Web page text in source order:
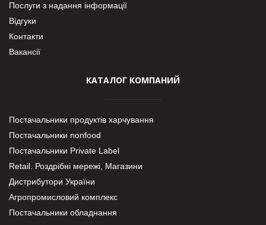
Послуги з надання інформації
Відгуки
Контакти
Вакансії
КАТАЛОГ КОМПАНИЙ
Постачальники продуктів харчування
Постачальники nonfood
Постачальники Private Label
Retail. Роздрібні мережі, Магазини
Дистрибутори України
Агропромисловий комплекс
Постачальники обладнання